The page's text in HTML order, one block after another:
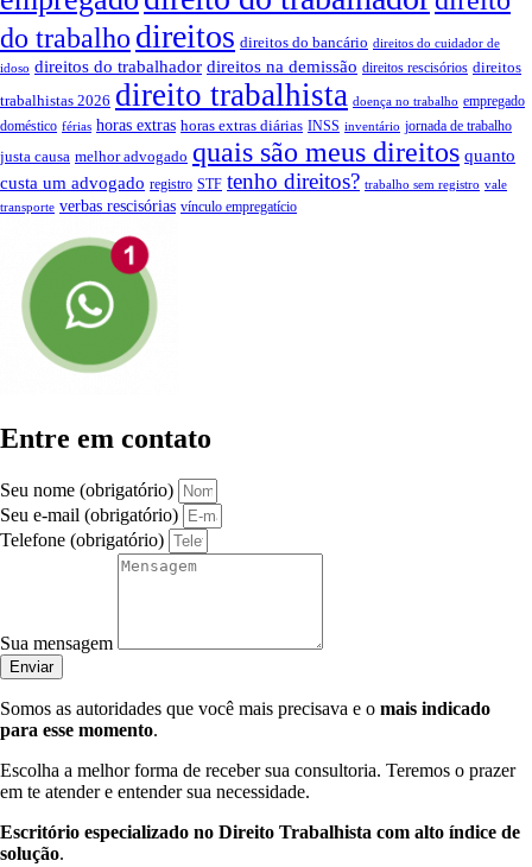
do trabalho direitos direitos do bancário direitos do cuidador de
idoso direitos do trabalhador direitos na demissão direitos rescisórios direitos
trabalhistas 2026 direito trabalhista doença no trabalho empregado
doméstico férias horas extras horas extras diárias INSS inventário jornada de trabalho
justa causa melhor advogado quais são meus direitos quanto
custa um advogado registro STF tenho direitos? trabalho sem registro vale
transporte verbas rescisórias vínculo empregatício
Entre em contato
Seu nome (obrigatório)
Seu e-mail (obrigatório)
Telefone (obrigatório)
Sua mensagem
Enviar
Somos as autoridades que você mais precisava e o mais indicado
para esse momento.
Escolha a melhor forma de receber sua consultoria. Teremos o prazer
em te atender e entender sua necessidade.
Escritório especializado no Direito Trabalhista com alto índice de
solução.